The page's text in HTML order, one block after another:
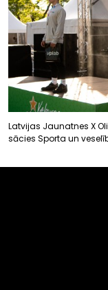
Latvijas Jaunatnes X
sācies Sporta un